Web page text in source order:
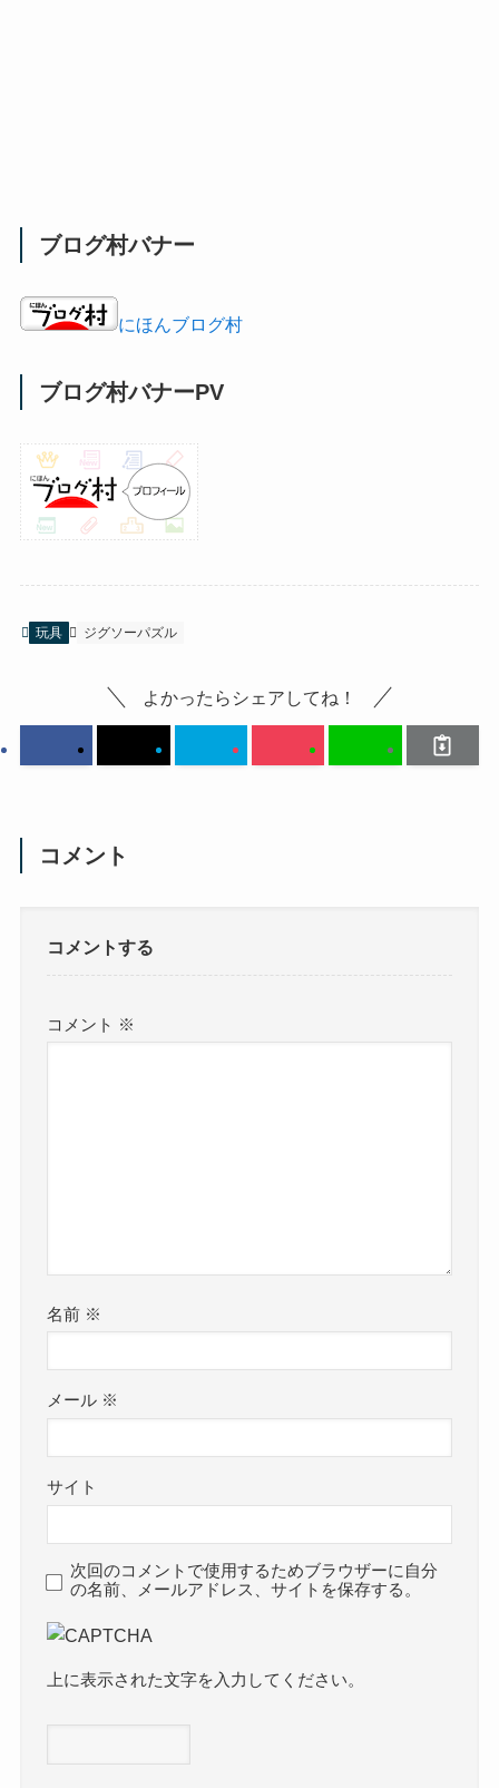
ブログ村バナー
にほんブログ村
ブログ村バナーPV
玩具 ジグソーパズル
よかったらシェアしてね！
コメント
コメントする
コメント ※
名前 ※
メール ※
サイト
次回のコメントで使用するためブラウザーに自分
の名前、メールアドレス、サイトを保存する。
上に表示された文字を入力してください。